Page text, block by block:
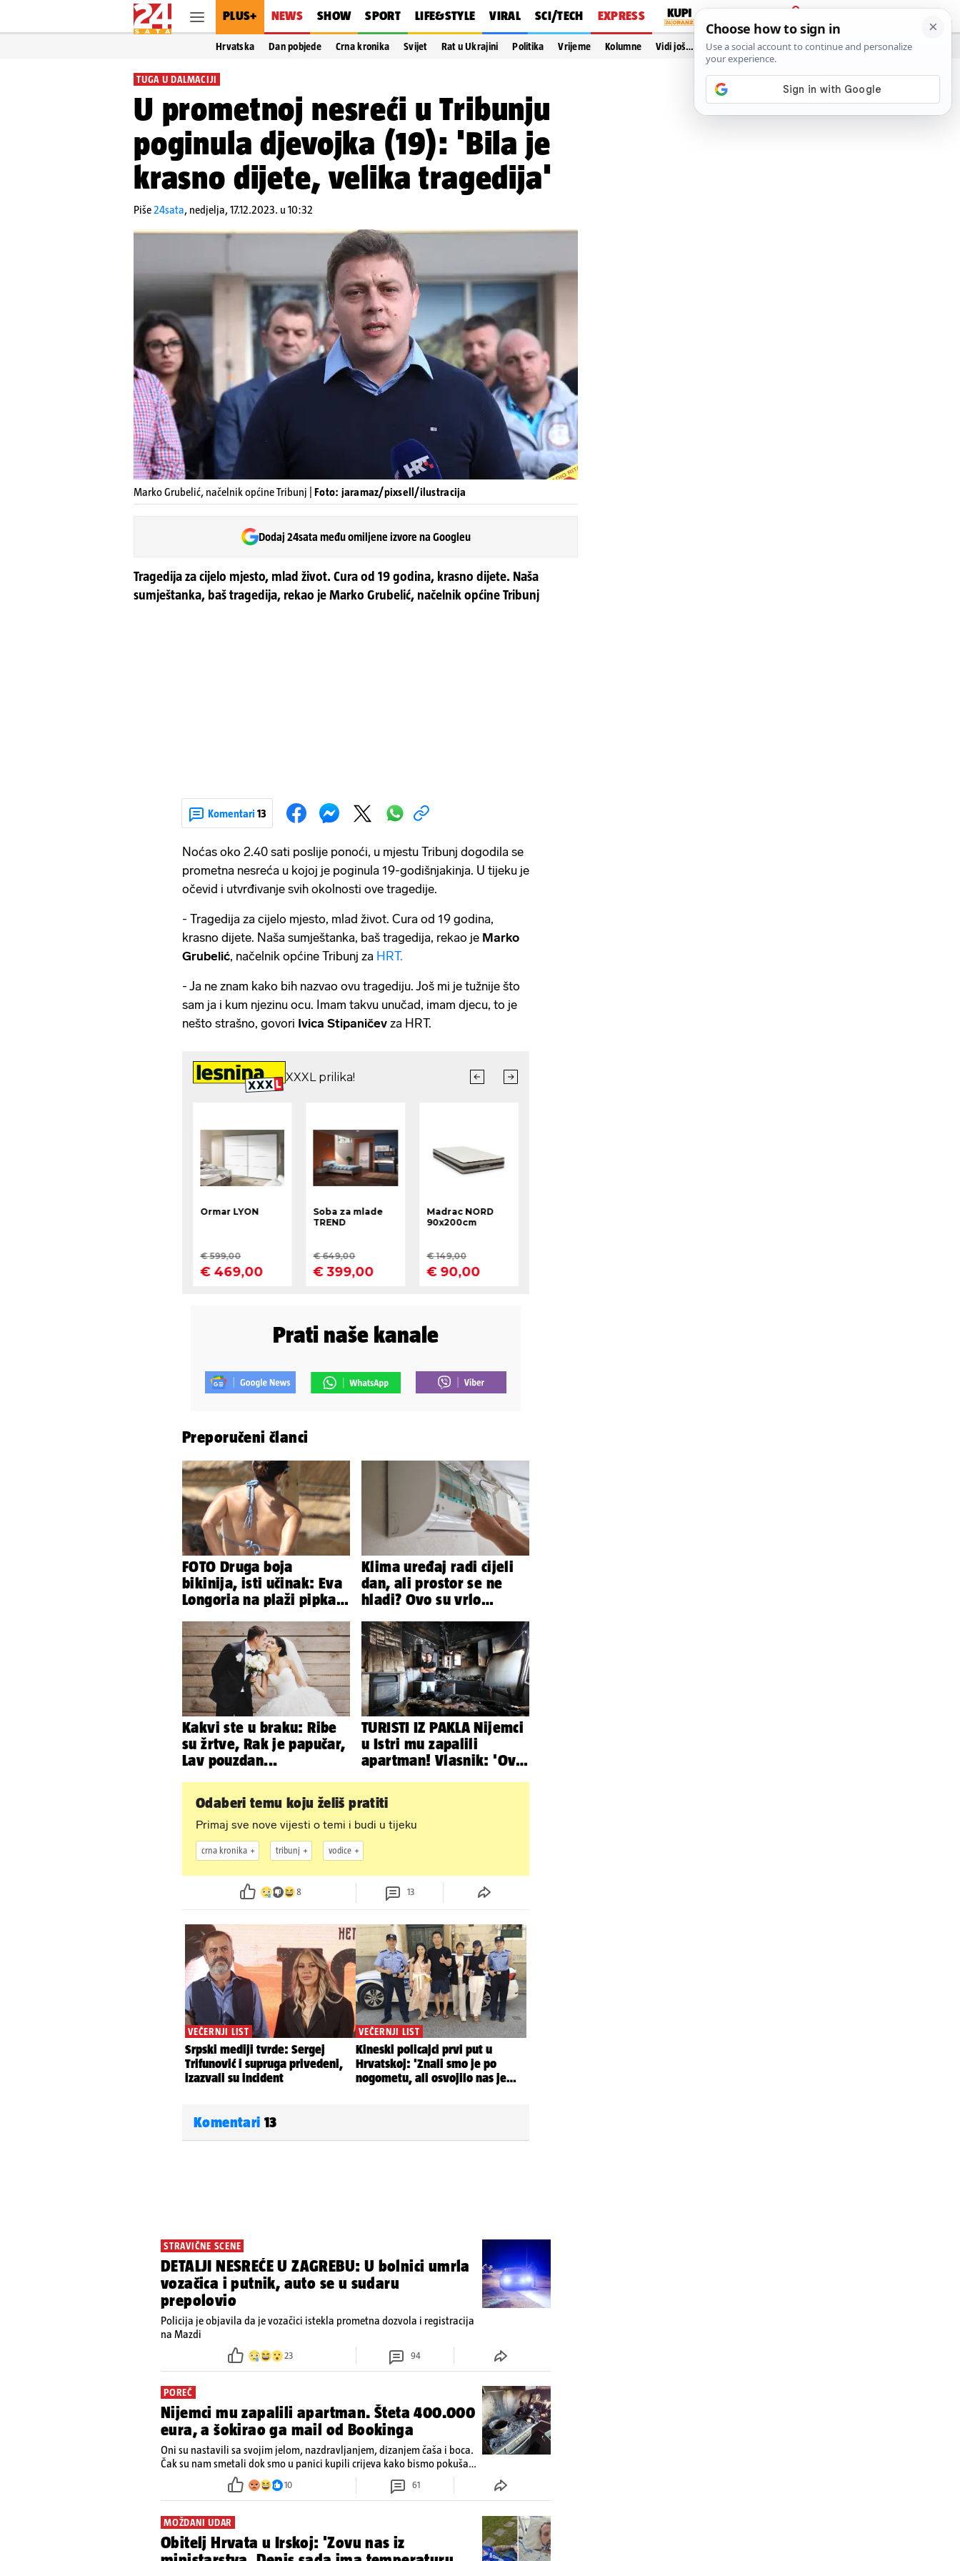
PLUS+ NEWS SHOW SPORT LIFE&STYLE VIRAL SCI/TECH EXPRESS
PRIJAVA
Hrvatska Dan pobjede Crna kronika Svijet Rat u Ukrajini Politika Vrijeme Kolumne Vidi još…
TUGA U DALMACIJI
U prometnoj nesreći u Tribunju
poginula djevojka (19): 'Bila je
krasno dijete, velika tragedija'
Piše24sata, nedjelja, 17.12.2023. u 10:32
Marko Grubelić, načelnik općine Tribunj | Foto: jaramaz/pixsell/ilustracija
Dodaj 24sata među omiljene izvore na Googleu
Tragedija za cijelo mjesto, mlad život. Cura od 19 godina, krasno dijete. Naša
sumještanka, baš tragedija, rekao je Marko Grubelić, načelnik općine Tribunj
Komentari 13
Noćas oko 2.40 sati poslije ponoći, u mjestu Tribunj dogodila se
prometna nesreća u kojoj je poginula 19-godišnjakinja. U tijeku je
očevid i utvrđivanje svih okolnosti ove tragedije.
- Tragedija za cijelo mjesto, mlad život. Cura od 19 godina,
krasno dijete. Naša sumještanka, baš tragedija, rekao je Marko
Grubelić, načelnik općine Tribunj za HRT.
- Ja ne znam kako bih nazvao ovu tragediju. Još mi je tužnije što
sam ja i kum njezinu ocu. Imam takvu unučad, imam djecu, to je
nešto strašno, govori Ivica Stipaničev za HRT.
Prati naše kanale
Preporučeni članci
FOTO Druga boja
bikinija, isti učinak: Eva
Longoria na plaži pipkala
Klima uređaj radi cijeli
dan, ali prostor se ne
hladi? Ovo su vrlo
Kakvi ste u braku: Ribe
su žrtve, Rak je papučar,
Lav pouzdan...
TURISTI IZ PAKLA Nijemci
u Istri mu zapalili
apartman! Vlasnik: 'Ovo
Odaberi temu koju želiš pratiti
Primaj sve nove vijesti o temi i budi u tijeku
crna kronika tribunj vodice
8 13
Komentari 13
STRAVIČNE SCENE
DETALJI NESREĆE U ZAGREBU: U bolnici umrla
vozačica i putnik, auto se u sudaru
prepolovio
Policija je objavila da je vozačici istekla prometna dozvola i registracija
na Mazdi
23 94
POREČ
Nijemci mu zapalili apartman. Šteta 400.000
eura, a šokirao ga mail od Bookinga
Oni su nastavili sa svojim jelom, nazdravljanjem, dizanjem čaša i boca.
Čak su nam smetali dok smo u panici kupili crijeva kako bismo pokušali
ugasiti požar, rekao je vlasnik
10 61
MOŽDANI UDAR
Obitelj Hrvata u Irskoj: 'Zovu nas iz